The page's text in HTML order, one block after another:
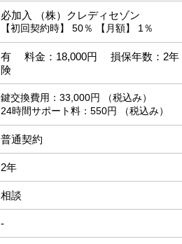
必加入 （株）クレディセゾン
【初回契約時】 50％ 【月額】 1％
有 料金：18,000円 損保年数：2
険
鍵交換費用：33,000円 （税込み）
24時間サポート料：550円 （税込み）
普通契約
2年
相談
-